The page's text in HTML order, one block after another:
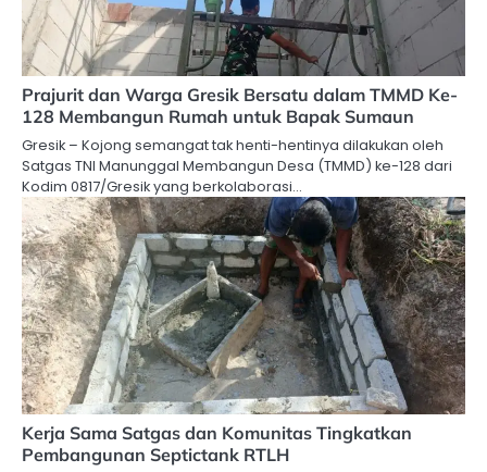
Prajurit dan Warga Gresik Bersatu dalam TMMD Ke-
128 Membangun Rumah untuk Bapak Sumaun
Gresik – Kojong semangat tak henti-hentinya dilakukan oleh
Satgas TNI Manunggal Membangun Desa (TMMD) ke-128 dari
Kodim 0817/Gresik yang berkolaborasi…
Kerja Sama Satgas dan Komunitas Tingkatkan
Pembangunan Septictank RTLH